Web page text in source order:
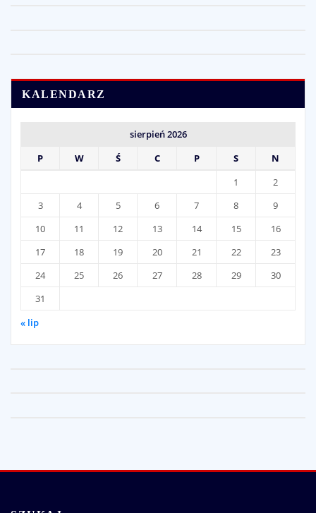
KALENDARZ
sierpień 2026
P
W Ś C P S
N
1
2
3
4 5 6 7 8
9
10
11 12 13 14 15
16
17
18 19 20 21 22
23
24
25 26 27 28 29
30
31
« lip